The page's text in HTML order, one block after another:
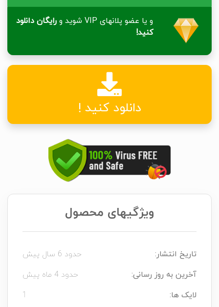
و یا عضو پلانهای VIP شوید و
رایگان دانلود
کنید!
دانلود کنید !
ویژگیهای محصول
تاریخ انتشار:
حدود 6 سال پیش
آخرین به روز رسانی:
حدود 4 ماه پیش
لایک ها:
1